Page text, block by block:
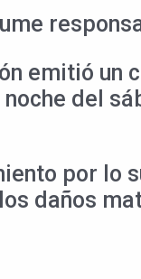
emitió un
del
por lo
daños